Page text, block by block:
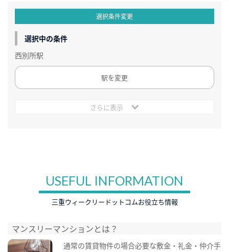
選択条件変更
選択中の条件
西別所駅
駅を変更
さらに表示
USEFUL INFORMATION
三重ウィークリードットコムお役立ち情報
マンスリーマンションとは？
通常の賃貸物件の場合必要な敷金・礼金・仲介手